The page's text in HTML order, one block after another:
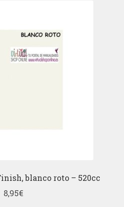
blanco roto – 520cc
8,95€